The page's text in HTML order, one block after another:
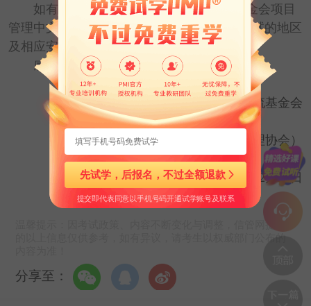
如有地区受疫情影响无法举办考试，基金会项目
管理中文报名网站将于3月15日前公布取消考试的地区
及相应安排。
感谢您的理解和配合！
中国国际人才交流基金会
PMI（项目管理协会）
2022年2月22日
温馨提示：因考试政策、内容不断变化与调整，信管网提供
的以上信息仅供参考，如有异议，请考生以权威部门公布的
分享至：
先试学，后报名，不过全额退款
提交即代表同意以手机号码开通试学账号及联系